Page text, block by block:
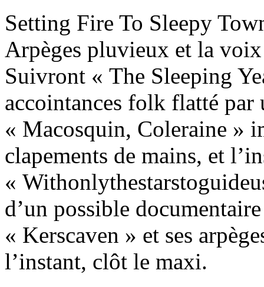
Setting Fire To Sleepy
Arpèges pluvieux et la
Suivront « The Sleeping
accointances folk flatté
« Macosquin, Coleraine »
clapements de mains, et
«
d’un possible
« Kerscaven » et ses
l’instant, clôt le maxi.